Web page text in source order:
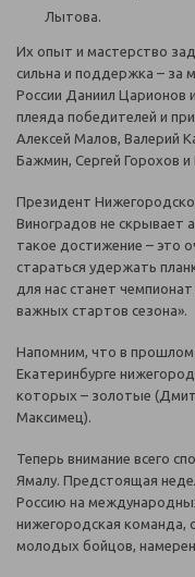
Лытова.
Их опыт и мастерство
сильна и поддержка – за
России Даниил Царионов
плеяда победителей и
Алексей Малов, Валерий
Бажмин, Сергей Горохов
Президент
Виноградов не скрывает
такое достижение – это
стараться удержать
для нас станет
важных стартов сезона».
Напомним, что в прошлом
Екатеринбурге
которых – золотые
Максимец).
Теперь внимание всего
Ямалу. Предстоящая
Россию на
нижегородская команда,
молодых бойцов,